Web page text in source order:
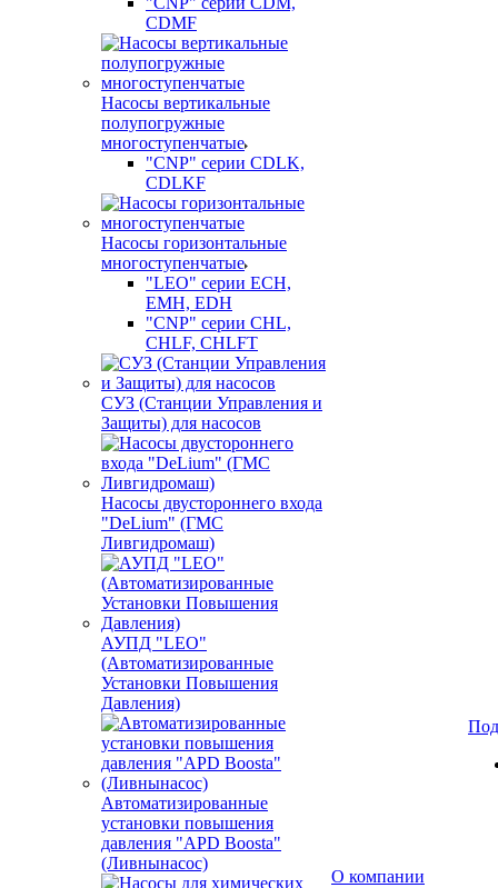
CDMF
Насосы вертикальные
полупогружные
многоступенчатые
"CNP" серии CDLK,
CDLKF
Насосы горизонтальные
многоступенчатые
"LEO" серии ECH,
EMH, EDH
"CNP" серии CHL,
CHLF, CHLFT
СУЗ (Станции Управления и
Защиты) для насосов
Насосы двустороннего входа
"DeLium" (ГМС
Ливгидромаш)
АУПД "LEO"
(Автоматизированные
Установки Повышения
Давления)
Автоматизированные
установки повышения
давления "APD Boosta"
(Ливнынасос)
О компании